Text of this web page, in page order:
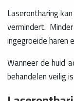
Laserontharing
vermindert.
ingegroeide haren
Wanneer de huid
behandelen veilig is.